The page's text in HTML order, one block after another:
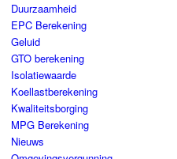
Duurzaamheid
EPC Berekening
Geluid
GTO berekening
Isolatiewaarde
Koellastberekening
Kwaliteitsborging
MPG Berekening
Nieuws